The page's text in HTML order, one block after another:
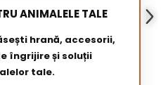
ANIMALELE TALE
hrană, accesorii,
îngrijire și soluții
tale.